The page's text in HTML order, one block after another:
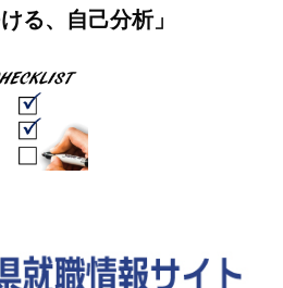
る、自己分析」